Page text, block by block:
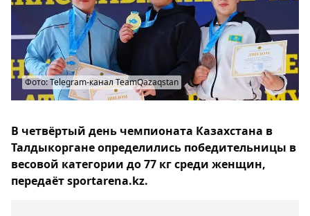
Фото: Telegram-канал TeamQazaqstan
В четвёртый день чемпионата Казахстана в
Талдыкоргане определились победительницы в
весовой категории до 77 кг среди женщин,
передаёт sportarena.kz.